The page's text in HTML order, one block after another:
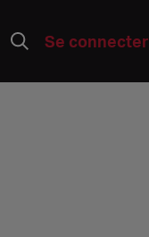
Se connecter